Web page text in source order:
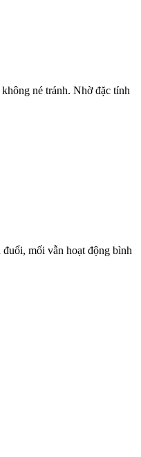
né tránh. Nhờ đặc tính
mối vẫn hoạt động bình